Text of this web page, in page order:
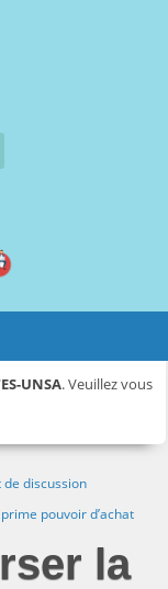
UNSA. Veuillez vous
de discussion
pouvoir d’achat
la